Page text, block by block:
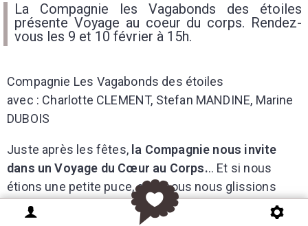
La Compagnie les Vagabonds des étoiles
présente Voyage au coeur du corps. Rendez-
vous les 9 et 10 février à 15h.
Compagnie Les Vagabonds des étoiles
avec : Charlotte CLEMENT, Stefan MANDINE, Marine
DUBOIS
Juste après les fêtes, la Compagnie nous invite
dans un Voyage du Cœur au Corps... Et si nous
étions une petite puce, et si nous nous glissions
dans le corps d’un enfant ? C
harlotte Clément,